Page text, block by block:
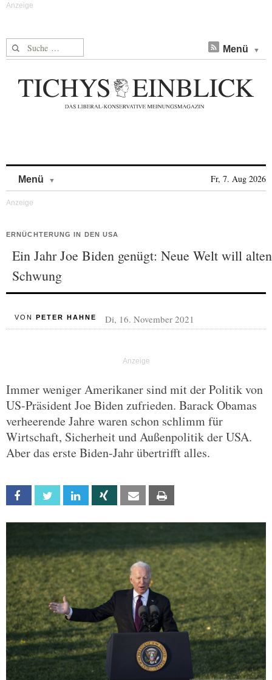
Suche nach: Menü
Menü Fr, 7. Aug 2026
ERNÜCHTERUNG IN DEN USA
Ein Jahr Joe Biden genügt: Neue Welt will alten
Schwung
VON PETER HAHNE Di, 16. November 2021
Immer weniger Amerikaner sind mit der Politik von
US-Präsident Joe Biden zufrieden. Barack Obamas
verheerende Jahre waren schon schlimm für
Wirtschaft, Sicherheit und Außenpolitik der USA.
Aber das erste Biden-Jahr übertrifft alles.
Facebook Twitter Linkedin Xing Email